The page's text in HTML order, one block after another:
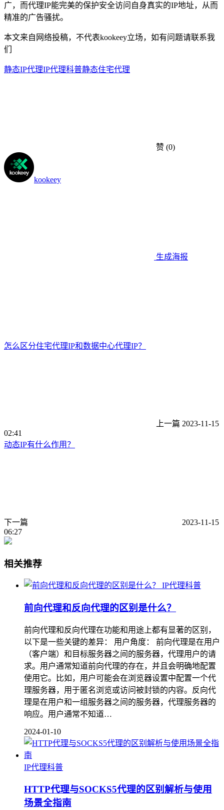
广，而代理IP能完美的保护安全访问自身真实的IP地址，从而
精准的广告骚扰。
本文来自网络投稿，不代表kookeey立场，如有问题请联系我
们
静态IP代理IP代理科普静态住宅代理
赞 (0)
kookeey
生成海报
怎么区分住宅代理IP和数据中心代理IP？
上一篇 2023-11-15
02:41
动态IP有什么作用？
下一篇
2023-11-15
06:27
相关推荐
IP代理科普
前向代理和反向代理的区别是什么？
前向代理和反向代理在功能和用途上都有显著的区别，
以下是一些关键的差异： 用户角度： 前向代理是在用户
（客户端）和目标服务器之间的服务器，代理用户的请
求。用户通常知道前向代理的存在，并且会明确地配置
使用它。比如，用户可能会在浏览器设置中配置一个代
理服务器，用于匿名浏览或访问被封锁的内容。反向代
理是在用户和一组服务器之间的服务器，代理服务器的
响应。用户通常不知道…
2024-01-10
IP代理科普
HTTP代理与SOCKS5代理的区别解析与使用
场景全指南